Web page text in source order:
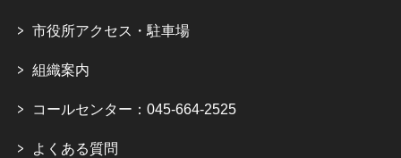
市役所アクセス・駐車場
組織案内
コールセンター：045-664-2525
よくある質問